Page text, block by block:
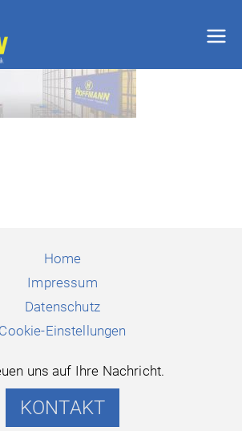
Hoffmann
GmbH
Home
Impressum
Datenschutz
Cookie-Einstellungen
uns auf Ihre Nachricht.
KONTAKT